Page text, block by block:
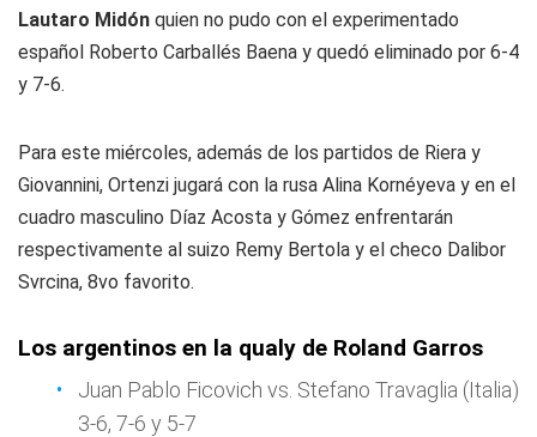
Lautaro Midón quien no pudo con el experimentado
español Roberto Carballés Baena y quedó eliminado por 6-4
y 7-6.
Para este miércoles, además de los partidos de Riera y
Giovannini, Ortenzi jugará con la rusa Alina Kornéyeva y en el
cuadro masculino Díaz Acosta y Gómez enfrentarán
respectivamente al suizo Remy Bertola y el checo Dalibor
Svrcina, 8vo favorito.
Los argentinos en la qualy de Roland Garros
Juan Pablo Ficovich vs. Stefano Travaglia (Italia)
3-6, 7-6 y 5-7